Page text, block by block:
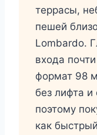
террасы,
пешей
Lombardo.
входа
формат 98
без лифта и
поэтому
как